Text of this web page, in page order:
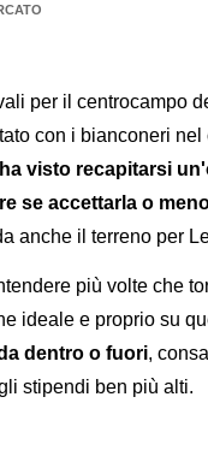
per il centrocampo
con i bianconeri
ha visto recapitarsi
se accettarla o
anche il terreno per
più volte che
ideale e proprio su
dentro o fuori,
stipendi ben più alti.